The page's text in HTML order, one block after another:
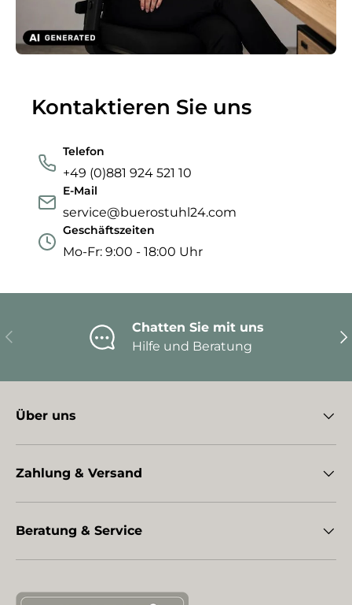
Kontaktieren Sie uns
Telefon
+49 (0)881 924 521 10
E-Mail
service@buerostuhl24.com
Geschäftszeiten
Mo-Fr: 9:00 - 18:00 Uhr
Vorherige
Chatten Sie mit uns
Hilfe und Beratung
Über uns
Zahlung & Versand
Beratung & Service